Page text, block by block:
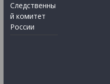
Следственны
й комитет
России